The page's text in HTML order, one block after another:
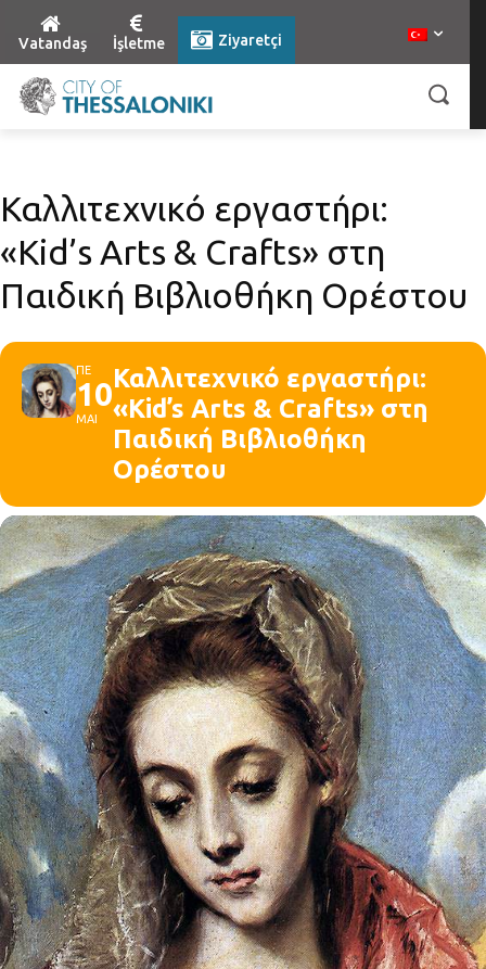
Vatandaş İşletme Ziyaretçi
Καλλιτεχνικό εργαστήρι:
«Kid’s Arts & Crafts» στη
Παιδική Βιβλιοθήκη Ορέστου
ΠΕ
10
ΜΑΙ
Καλλιτεχνικό εργαστήρι:
«Kid’s Arts & Crafts» στη
Παιδική Βιβλιοθήκη
Ορέστου